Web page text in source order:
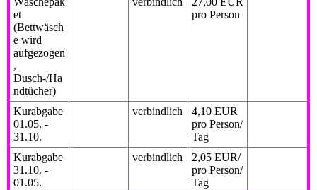
et
(Bettwäsch
e wird
aufgezogen
,
Dusch-/Ha
ndtücher)
pro Person
Kurabgabe
01.05. -
31.10.
verbindlich
4,10 EUR
pro Person/
Tag
Kurabgabe
31.10. -
01.05.
verbindlich
2,05 EUR/
pro Person/
Tag